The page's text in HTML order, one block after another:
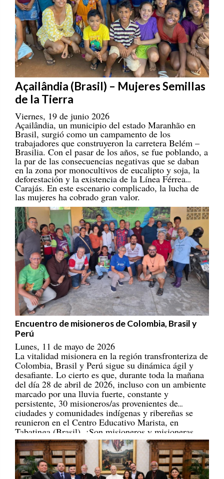
Açailândia (Brasil) – Mujeres Semillas
de la Tierra
Viernes, 19 de junio 2026
Açailândia, un municipio del estado Maranhão en
Brasil, surgió como un campamento de los
trabajadores que construyeron la carretera Belém –
Brasilia. Con el pasar de los años, se fue poblando, a
la par de las consecuencias negativas que se daban
en la zona por monocultivos de eucalipto y soja, la
deforestación y la existencia de la Línea Férrea
Carajás. En este escenario complicado, la lucha de
las mujeres ha cobrado gran valor.
Encuentro de misioneros de Colombia, Brasil y
Perú
Lunes, 11 de mayo de 2026
La vitalidad misionera en la región transfronteriza de
Colombia, Brasil y Perú sigue su dinámica ágil y
desafiante. Lo cierto es que, durante toda la mañana
del día 28 de abril de 2026, incluso con un ambiente
marcado por una lluvia fuerte, constante y
persistente, 30 misioneros/as provenientes de
ciudades y comunidades indígenas y ribereñas se
reunieron en el Centro Educativo Marista, en
Tabatinga (Brasil). ¡Son misioneros y misioneras
portadores/as de esperanza! [REPAM]